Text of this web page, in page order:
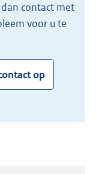
contact met
voor u te
op